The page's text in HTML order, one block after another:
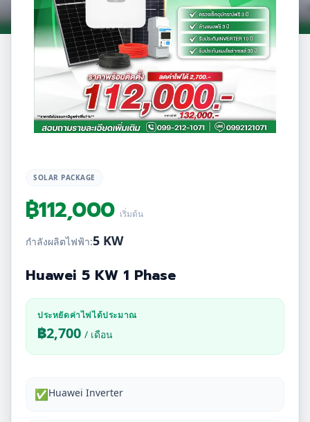
SOLAR PACKAGE
฿112,000 เริ่มต้น
กำลังผลิตไฟฟ้า:5 KW
Huawei 5 KW 1 Phase
ประหยัดค่าไฟได้ประมาณ
฿2,700 / เดือน
✅Huawei Inverter